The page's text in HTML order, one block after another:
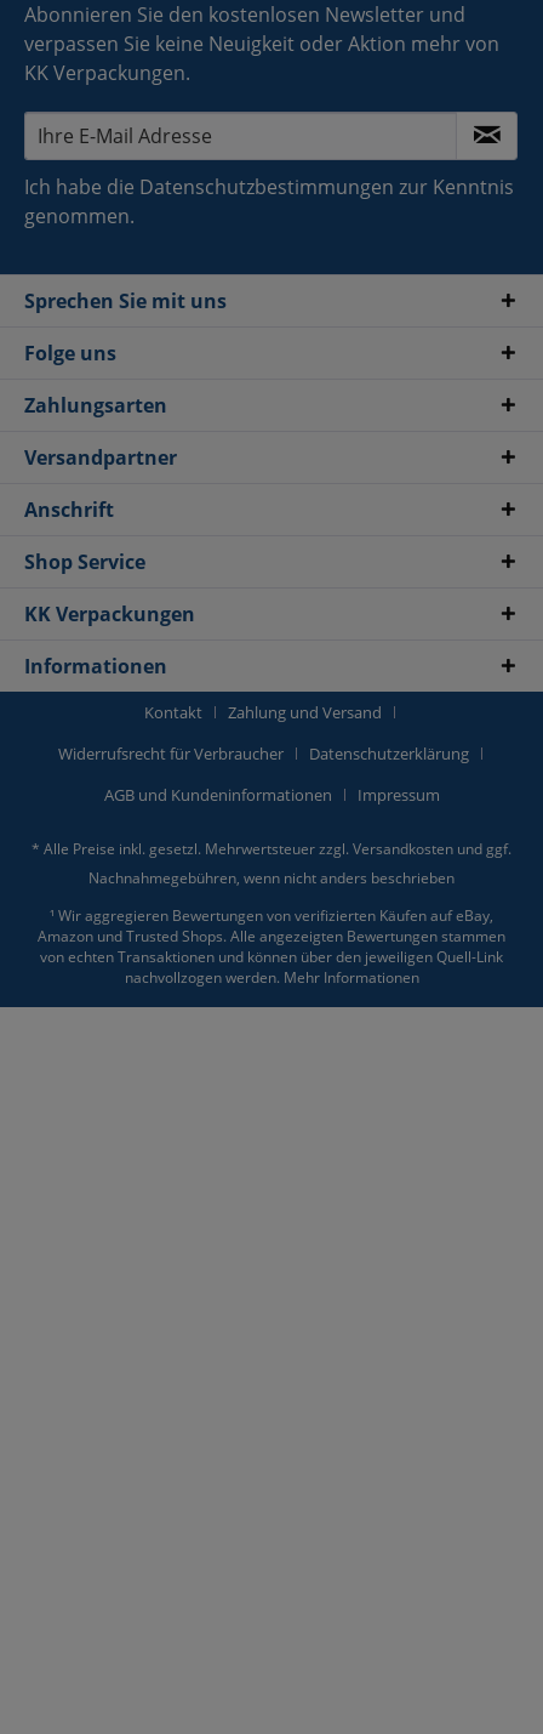
Abonnieren Sie den kostenlosen Newsletter und
verpassen Sie keine Neuigkeit oder Aktion mehr von
KK Verpackungen.
Ich habe die Datenschutzbestimmungen zur Kenntnis
genommen.
Sprechen Sie mit uns
Folge uns
Zahlungsarten
Versandpartner
Anschrift
Shop Service
KK Verpackungen
Informationen
Kontakt
Zahlung und Versand
Widerrufsrecht für Verbraucher
Datenschutzerklärung
AGB und Kundeninformationen
Impressum
* Alle Preise inkl. gesetzl. Mehrwertsteuer zzgl. Versandkosten und ggf.
Nachnahmegebühren, wenn nicht anders beschrieben
¹ Wir aggregieren Bewertungen von verifizierten Käufen auf eBay,
Amazon und Trusted Shops. Alle angezeigten Bewertungen stammen
von echten Transaktionen und können über den jeweiligen Quell-Link
nachvollzogen werden. Mehr Informationen